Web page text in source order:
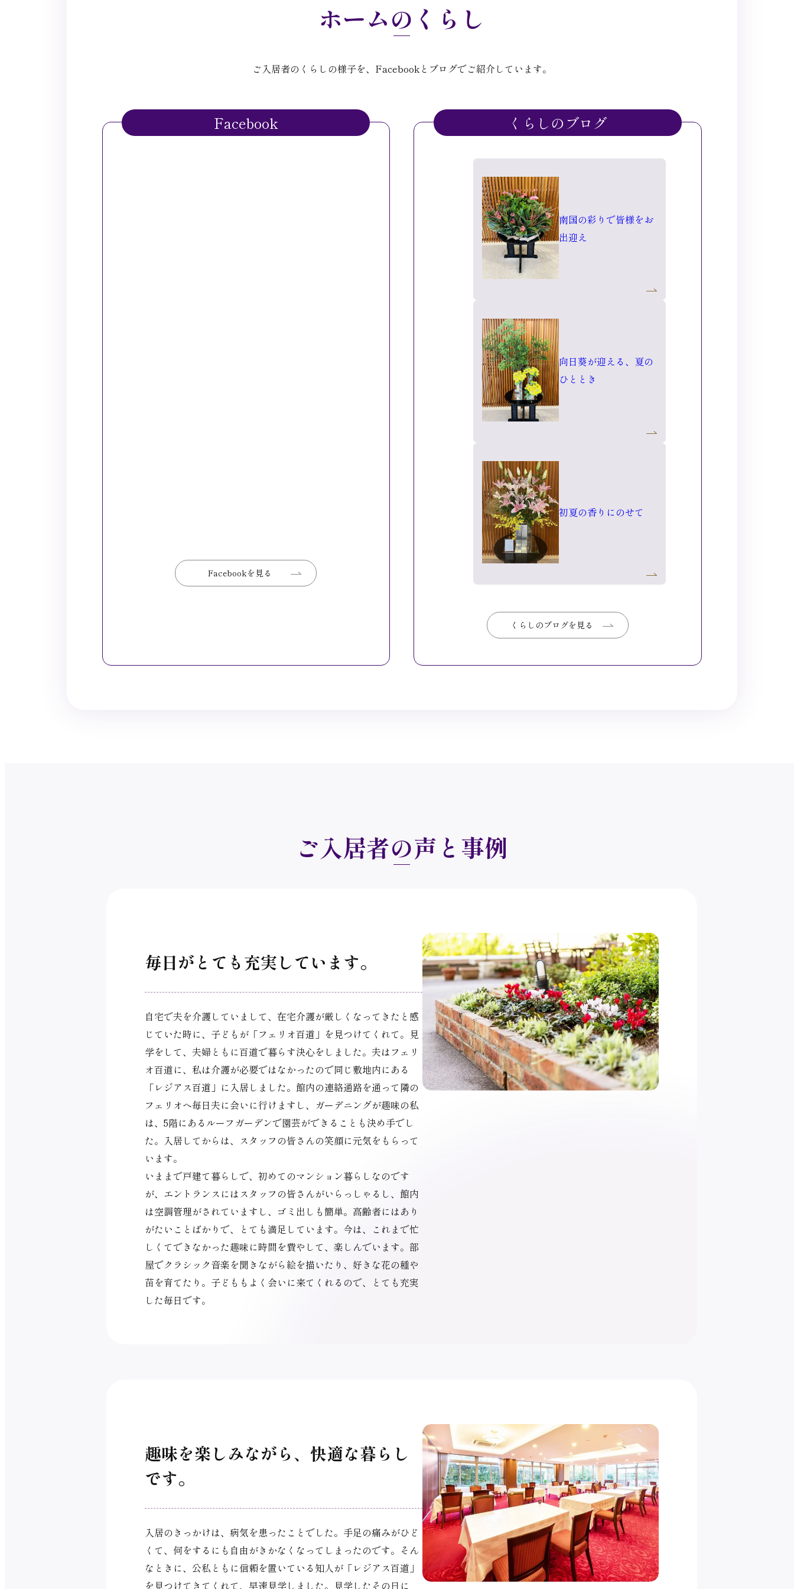
ホームのくらし
ご入居者のくらしの様子を、Facebookとブログでご紹介しています。
Facebook
Facebookを見る
くらしのブログ
南国の彩りで皆様をお
出迎え
向日葵が迎える、夏の
ひととき
初夏の香りにのせて
くらしのブログを見る
ご入居者の声と事例
毎日がとても充実しています。
自宅で夫を介護していまして、在宅介護が厳しくなってきたと感
じていた時に、子どもが「フェリオ百道」を見つけてくれて。見
学をして、夫婦ともに百道で暮らす決心をしました。夫はフェリ
オ百道に、私は介護が必要ではなかったので同じ敷地内にある
「レジアス百道」に入居しました。館内の連絡通路を通って隣の
フェリオへ毎日夫に会いに行けますし、ガーデニングが趣味の私
は、5階にあるルーフガーデンで園芸ができることも決め手でし
た。入居してからは、スタッフの皆さんの笑顔に元気をもらって
います。
いままで戸建て暮らしで、初めてのマンション暮らしなのです
が、エントランスにはスタッフの皆さんがいらっしゃるし、館内
は空調管理がされていますし、ゴミ出しも簡単。高齢者にはあり
がたいことばかりで、とても満足しています。今は、これまで忙
しくてできなかった趣味に時間を費やして、楽しんでいます。部
屋でクラシック音楽を聞きながら絵を描いたり、好きな花の種や
苗を育てたり。子どももよく会いに来てくれるので、とても充実
した毎日です。
趣味を楽しみながら、快適な暮らし
です。
入居のきっかけは、病気を患ったことでした。手足の痛みがひど
くて、何をするにも自由がきかなくなってしまったのです。そん
なときに、公私ともに信頼を置いている知人が「レジアス百道」
を見つけてきてくれて、早速見学しました。見学したその日に